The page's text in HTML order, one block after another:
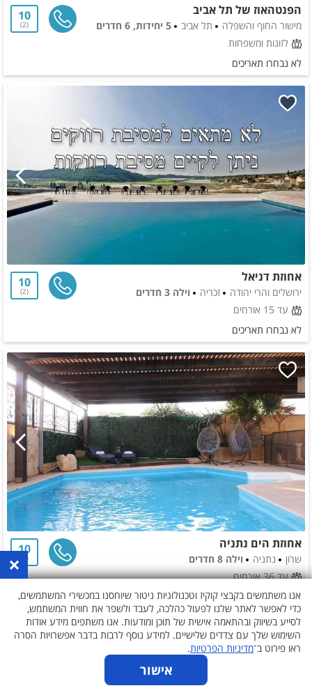
הפנטהאוז של תל אביב
מישור החוף והשפלה תל אביב
5 יחידות, 6 חדרים
לזוגות ומשפחות
10
2
לא נבחרו תאריכים
אחוזת דניאל
ירושלים והרי יהודה זכריה
וילה 3 חדרים
עד 15 אורחים
10
2
לא נבחרו תאריכים
אחוזת הים נתניה
שרון נתניה
וילה 8 חדרים
עד 36 אורחים
10
לא נבחרו תאריכים
×
אנו משתמשים בקבצי קוקיז וטכנולוגיות ניטור שיוחסנו במכשירי המשתמשים,
כדי לאפשר לאתר שלנו לפעול כהלכה, לעבד ולשפר את חווית המשתמש,
לסייע בשיווק ובהתאמה אישית של תוכן ומודעות. אנו משתפים מידע אודות
השימוש שלך עם צדדים שלישיים. למידע נוסף לרבות בדבר אפשרויות הסרה
ראו פירוט ב־מדיניות הפרטיות.
אישור